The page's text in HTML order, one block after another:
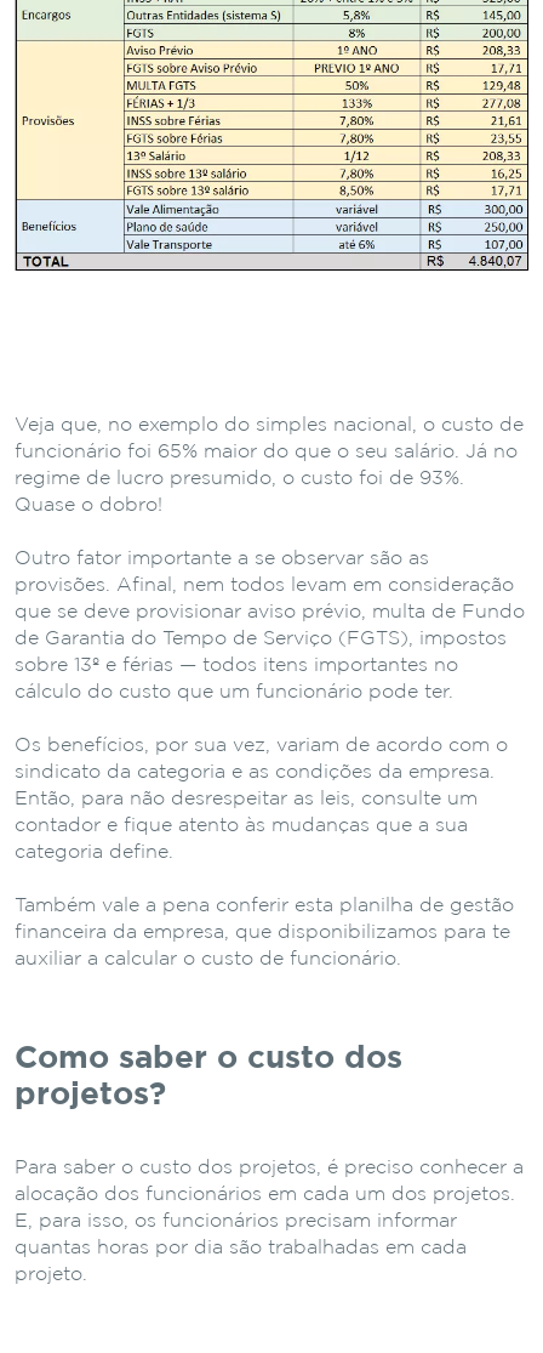
Veja que, no exemplo do simples nacional, o custo de
funcionário foi 65% maior do que o seu salário. Já no
regime de lucro presumido, o custo foi de 93%.
Quase o dobro!
Outro fator importante a se observar são as
provisões. Afinal, nem todos levam em consideração
que se deve provisionar aviso prévio, multa de Fundo
de Garantia do Tempo de Serviço (FGTS), impostos
sobre 13º e férias — todos itens importantes no
cálculo do custo que um funcionário pode ter.
Os benefícios, por sua vez, variam de acordo com o
sindicato da categoria e as condições da empresa.
Então, para não desrespeitar as leis, consulte um
contador e fique atento às mudanças que a sua
categoria define.
Também vale a pena conferir esta planilha de gestão
financeira da empresa, que disponibilizamos para te
auxiliar a calcular o custo de funcionário.
Como saber o custo dos
projetos?
Para saber o custo dos projetos, é preciso conhecer a
alocação dos funcionários em cada um dos projetos.
E, para isso, os funcionários precisam informar
quantas horas por dia são trabalhadas em cada
projeto.